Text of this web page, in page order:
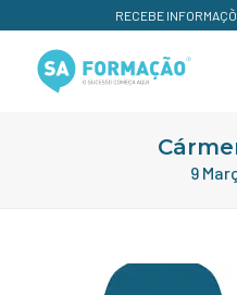
RECEBE
9